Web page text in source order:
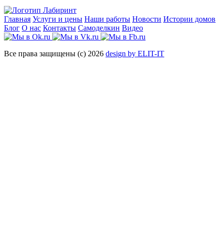
Главная Услуги и цены Наши работы Новости Истории домов
Блог О нас Контакты Самоделкин Видео
Все права защищены (с) 2026 design by ELIT-IT